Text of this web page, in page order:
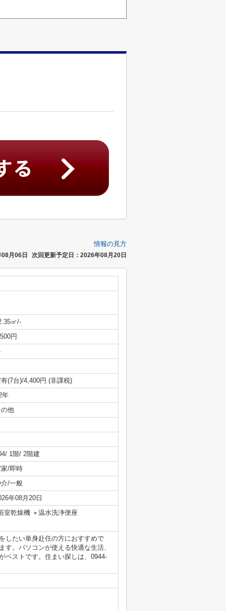
情報の見方
月06日 次回更新予定日：2026年08月20日
㎡/-
円
(7台)/4,400円 (非課税)
年
他
1階/ 2階建
/即時
/一般
年08月20日
室乾燥機
温水洗浄便座
したい単身赴任の方におすすめで
。パソコンが使える快適な生活、
ベストです。住まい探しは、0944-